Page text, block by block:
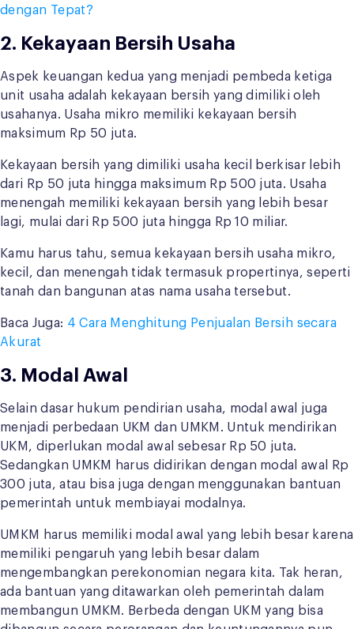
dengan Tepat?
2. Kekayaan Bersih Usaha
Aspek keuangan kedua yang menjadi pembeda ketiga
unit usaha adalah kekayaan bersih yang dimiliki oleh
usahanya. Usaha mikro memiliki kekayaan bersih
maksimum Rp 50 juta.
Kekayaan bersih yang dimiliki usaha kecil berkisar lebih
dari Rp 50 juta hingga maksimum Rp 500 juta. Usaha
menengah memiliki kekayaan bersih yang lebih besar
lagi, mulai dari Rp 500 juta hingga Rp 10 miliar.
Kamu harus tahu, semua kekayaan bersih usaha mikro,
kecil, dan menengah tidak termasuk propertinya, seperti
tanah dan bangunan atas nama usaha tersebut.
Baca Juga: 4 Cara Menghitung Penjualan Bersih secara
Akurat
3. Modal Awal
Selain dasar hukum pendirian usaha, modal awal juga
menjadi perbedaan UKM dan UMKM. Untuk mendirikan
UKM, diperlukan modal awal sebesar Rp 50 juta.
Sedangkan UMKM harus didirikan dengan modal awal Rp
300 juta, atau bisa juga dengan menggunakan bantuan
pemerintah untuk membiayai modalnya.
UMKM harus memiliki modal awal yang lebih besar karena
memiliki pengaruh yang lebih besar dalam
mengembangkan perekonomian negara kita. Tak heran,
ada bantuan yang ditawarkan oleh pemerintah dalam
membangun UMKM. Berbeda dengan UKM yang bisa